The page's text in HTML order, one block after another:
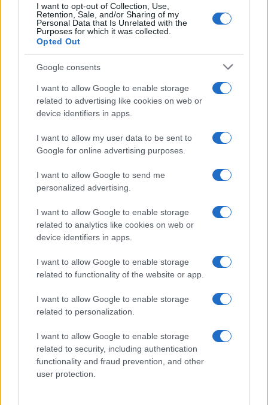
I want to opt-out of Collection, Use,
Retention, Sale, and/or Sharing of my
Personal Data that Is Unrelated with the
Purposes for which it was collected.
Opted Out
Google consents
I want to allow Google to enable storage
related to advertising like cookies on web or
device identifiers in apps.
I want to allow my user data to be sent to
Google for online advertising purposes.
I want to allow Google to send me
personalized advertising.
I want to allow Google to enable storage
related to analytics like cookies on web or
device identifiers in apps.
I want to allow Google to enable storage
related to functionality of the website or app.
I want to allow Google to enable storage
related to personalization.
I want to allow Google to enable storage
related to security, including authentication
functionality and fraud prevention, and other
user protection.
Nuovo sportello rifiuti a Palau, una svolta per gli
utenti
Mario Malu
Martina Agostina Diturco